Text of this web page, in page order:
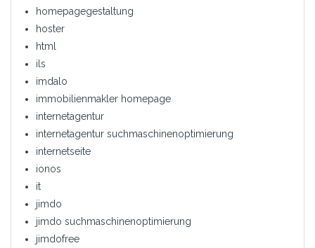
homepagegestaltung
hoster
html
ils
imdalo
immobilienmakler homepage
internetagentur
internetagentur suchmaschinenoptimierung
internetseite
ionos
it
jimdo
jimdo suchmaschinenoptimierung
jimdofree